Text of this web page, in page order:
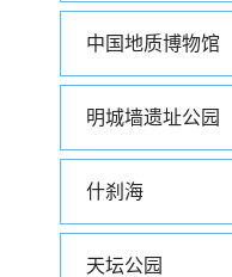
中国地质博物馆
明城墙遗址公园
什刹海
天坛公园